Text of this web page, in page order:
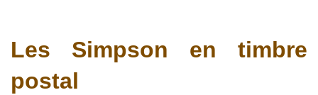
Les Simpson en timbre
postal